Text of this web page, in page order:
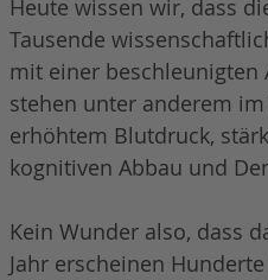
Heute wissen wir, dass
Tausende
mit einer beschleunigten
stehen unter anderem
erhöhtem Blutdruck,
kognitiven Abbau und
Kein Wunder also, dass
Jahr erscheinen